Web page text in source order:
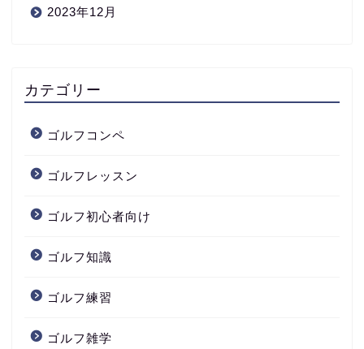
2023年12月
カテゴリー
ゴルフコンペ
ゴルフレッスン
ゴルフ初心者向け
ゴルフ知識
ゴルフ練習
ゴルフ雑学